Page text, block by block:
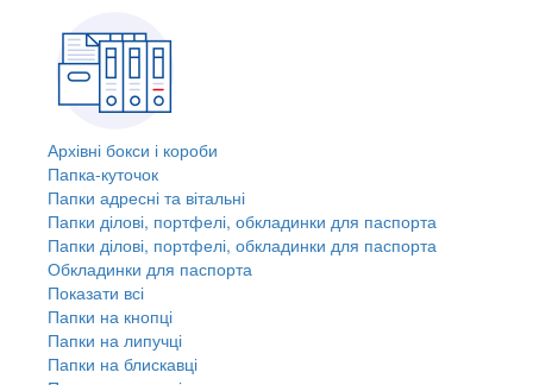
Архівні бокси і короби
Папка-куточок
Папки адресні та вітальні
Папки ділові, портфелі, обкладинки для паспорта
Папки ділові, портфелі, обкладинки для паспорта
Обкладинки для паспорта
Показати всі
Папки на кнопці
Папки на липучці
Папки на блискавці